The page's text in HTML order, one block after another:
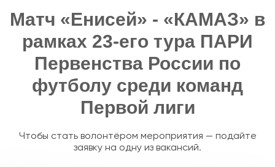
Матч «Енисей» - «КАМАЗ» в
рамках 23-его тура ПАРИ
Первенства России по
футболу среди команд
Первой лиги
Чтобы стать волонтёром мероприятия — подайте
заявку на одну из вакансий.